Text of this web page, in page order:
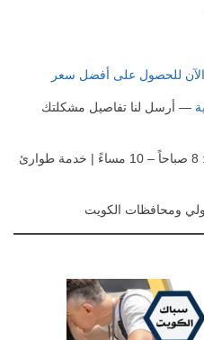
للحصول على أفضل سعر
— أرسل لنا تفاصيل مشكلتك
السبت – الخميس: 8 صباحاً – 10 مساءً | خدمة طوارئ
ومحافظات الكويت